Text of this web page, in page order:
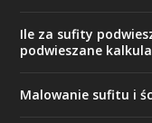
Ile za sufity
podwieszane
Malowanie sufitu i